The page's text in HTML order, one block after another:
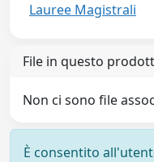
Lauree Magistrali
File in questo
Non ci sono file
È consentito